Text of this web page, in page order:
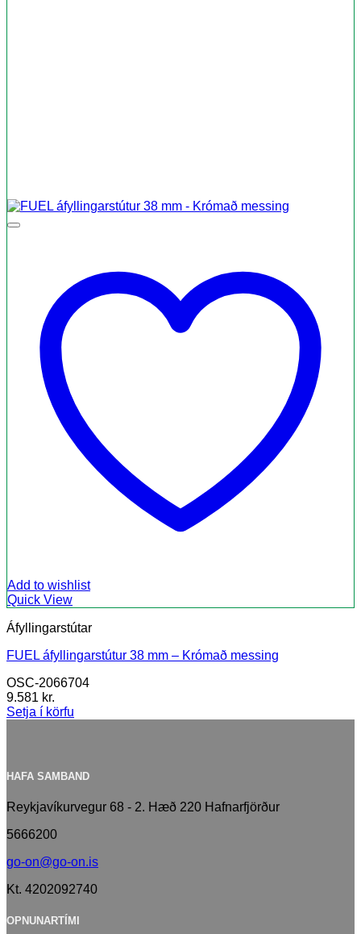
Add to wishlist
Quick View
Áfyllingarstútar
FUEL áfyllingarstútur 38 mm – Krómað messing
OSC-2066704
9.581 kr.
Setja í körfu
HAFA SAMBAND
Reykjavíkurvegur 68 - 2. Hæð 220 Hafnarfjörður
5666200
go-on@go-on.is
Kt. 4202092740
OPNUNARTÍMI